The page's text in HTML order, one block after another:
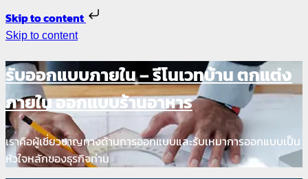
Skip to content
Skip to content
รับออกแบบภายใน – รีโนเวทบ้าน ตกแต่ง
ภายใน ออกแบบร้านอาหาร
เราคือผู้เชี่ยวชาญทางด้านการออกแบบและรับเหมาการออกแบบเป็น
หัวใจหลักของธุรกิจท่าน